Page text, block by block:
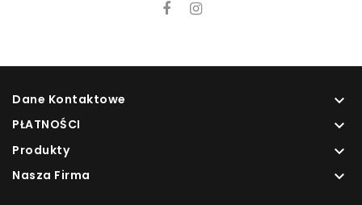
Dane Kontaktowe 
PŁATNOŚCI 
Produkty 
Nasza Firma 